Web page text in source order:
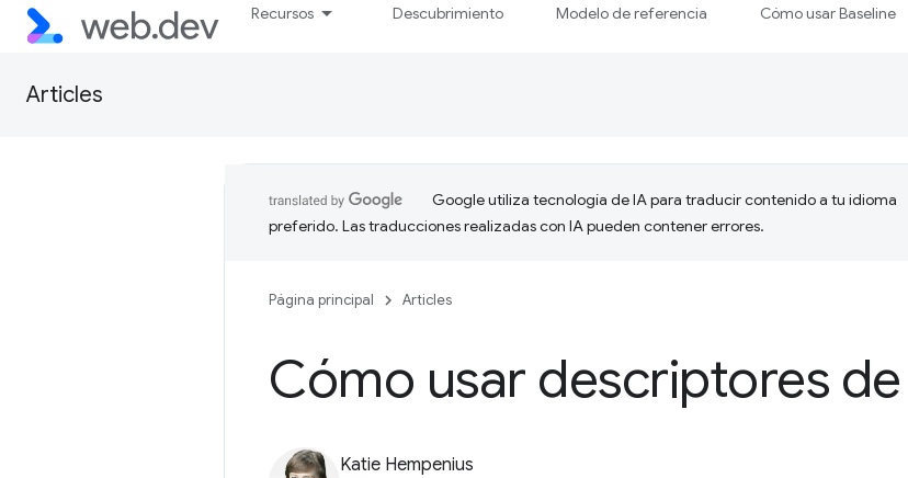
Recursos Descubrimiento Modelo de referencia Cómo usar Baseline
Articles
Google utiliza tecnología de IA para traducir contenido a tu idioma
preferido. Las traducciones realizadas con IA pueden contener errores.
Página principal Articles
Cómo usar descriptores
Katie Hempenius